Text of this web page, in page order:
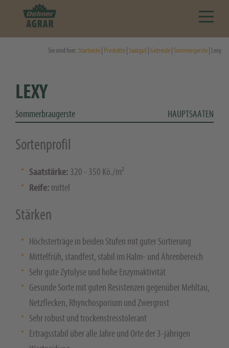
Sie sind hier:Startseite Produkte Saatgut Getreide Sommergerste | Lexy
LEXY
Sommerbraugerste HAUPTSAATEN
Sortenprofil
Saatstärke: 320 - 350 Kö./m²
Reife: mittel
Stärken
Höchsterträge in beiden Stufen mit guter Sortierung
Mittelfrüh, standfest, stabil im Halm- und Ährenbereich
Sehr gute Zytolyse und hohe Enzymaktivität
Gesunde Sorte mit guten Resistenzen gegenüber Mehltau,
Netzflecken, Rhynchosporium und Zwergrost
Sehr robust und trockenstresstolerant
Ertragsstabil über alle Jahre und Orte der 3-jährigen